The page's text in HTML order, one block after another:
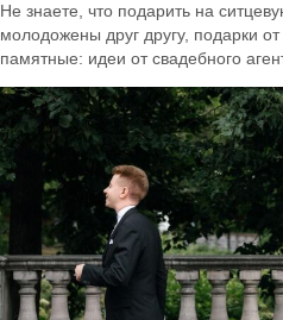
Не знаете, что подарить на
молодожены друг другу, подарки
памятные: идеи от свадебного